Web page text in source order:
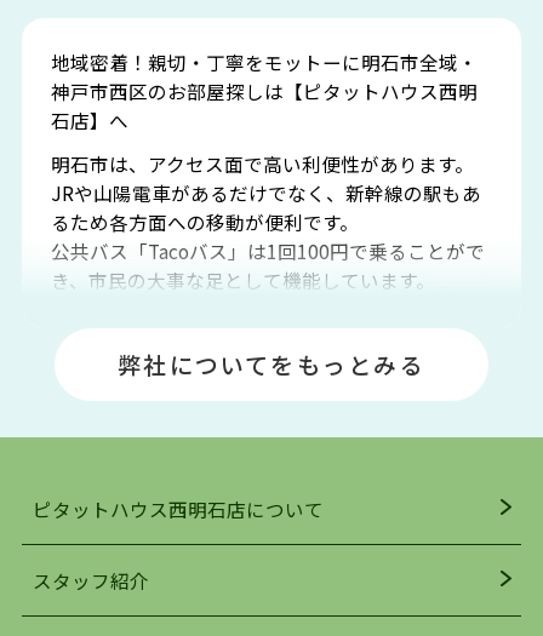
地域密着！親切・丁寧をモットーに明石市全域・
神戸市西区のお部屋探しは【ピタットハウス西明
石店】へ
明石市は、アクセス面で高い利便性があります。
JRや山陽電車があるだけでなく、新幹線の駅もあ
るため各方面への移動が便利です。
公共バス「Tacoバス」は1回100円で乗ることがで
き、市民の大事な足として機能しています。
場や釣りスポットが多くあります。JR「大久保
駅」周辺には、ビブレ・イオンをはじめとした買
い物施設も多くあり、買い物にも困りません。
明石駅・西明石駅を中心に、明石市・神戸市西区
でお部屋探している方は、ぜひ当ＨＰにて物件を
お探しになってください。弊社は、スタッフの平
弊社についてをもっとみる
ピタットハウス西明石店について
スタッフ紹介